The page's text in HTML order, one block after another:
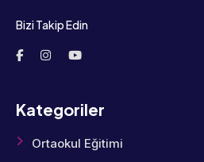
Bizi Takip Edin
Kategoriler
Ortaokul Eğitimi